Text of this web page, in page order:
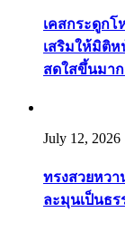
เคสกระดูก
เสริมให้มิติ
สดใสขึ้นมา
July 12, 2026
ทรงสวยหวา
ละมุนเป็นธ